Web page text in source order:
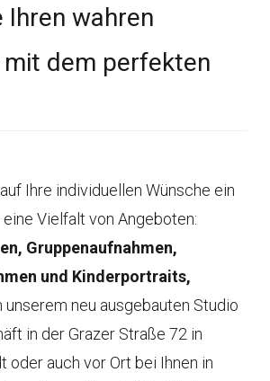
Ihren wahren
mit dem perfekten
Ihre individuellen Wünsche ein
Vielfalt von Angeboten:
Gruppenaufnahmen,
und Kinderportraits,
neu ausgebauten Studio
in der Grazer Straße 72 in
oder auch vor Ort bei Ihnen in